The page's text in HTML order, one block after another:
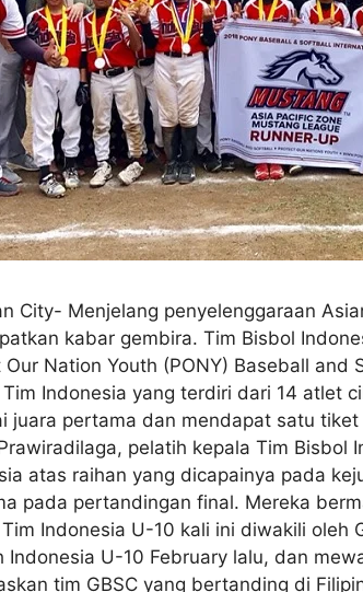
City- Menjelang penyelenggaraan
kabar gembira. Tim Bisbol
Our Nation Youth (PONY) Baseball
Indonesia yang terdiri dari 14 atlet
juara pertama dan mendapat satu
pelatih kepala Tim
atas raihan yang dicapainya pada
pada pertandingan final. Mereka
Indonesia U-10 kali ini diwakili oleh
Indonesia U-10 February lalu, dan
tim GBSC yang bertanding di